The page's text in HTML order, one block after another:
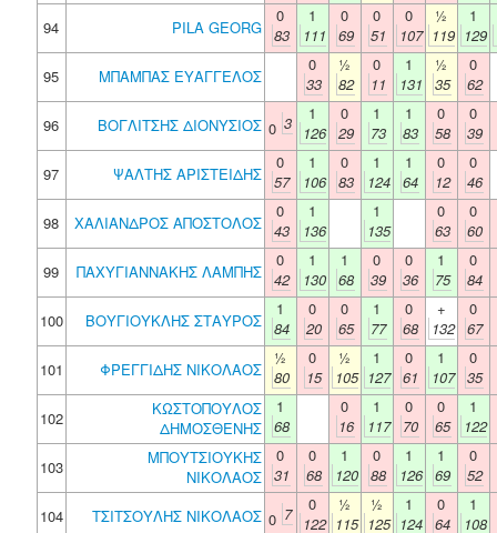
94
PILA GEORG
0
83
1
111
0
69
0
51
0
107
½
119
1
129
95
ΜΠΑΜΠΑΣ ΕΥΑΓΓΕΛΟΣ
0
33
½
82
0
11
1
131
½
35
0
62
96
ΒΟΓΛΙΤΣΗΣ ΔΙΟΝΥΣΙΟΣ 0 3
1
126
0
29
1
73
1
83
0
58
0
39
97
ΨΑΛΤΗΣ ΑΡΙΣΤΕΙΔΗΣ
0
57
1
106
0
83
1
124
1
64
0
12
0
46
98
ΧΑΛΙΑΝΔΡΟΣ ΑΠΟΣΤΟΛΟΣ
0
43
1
136
1
135
0
63
0
60
99
ΠΑΧΥΓΙΑΝΝΑΚΗΣ ΛΑΜΠΗΣ
0
42
1
130
1
68
0
39
0
36
1
75
0
84
100
ΒΟΥΓΙΟΥΚΛΗΣ ΣΤΑΥΡΟΣ
1
84
0
20
0
65
1
77
0
68
+
132
0
67
101
ΦΡΕΓΓΙΔΗΣ ΝΙΚΟΛΑΟΣ
½
80
0
15
½
105
1
127
0
61
1
107
0
35
102
ΚΩΣΤΟΠΟΥΛΟΣ
ΔΗΜΟΣΘΕΝΗΣ
1
68
0
16
1
117
0
70
0
65
1
122
103
ΜΠΟΥΤΣΙΟΥΚΗΣ
ΝΙΚΟΛΑΟΣ
0
31
0
68
1
120
0
88
1
126
1
69
0
52
104
ΤΣΙΤΣΟΥΛΗΣ ΝΙΚΟΛΑΟΣ 0 7
0
122
½
115
½
125
1
124
0
64
1
108